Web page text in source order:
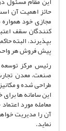
حائز اهمیت آن
مجازی خود
کنندگان سقف
بپذیرند، البته
پیش فروش هر
رئیس مرکز
صنعت، معدن
طراحی شده و
این سامانه ها
معامله مورد
آن را مدیریت
نماید.